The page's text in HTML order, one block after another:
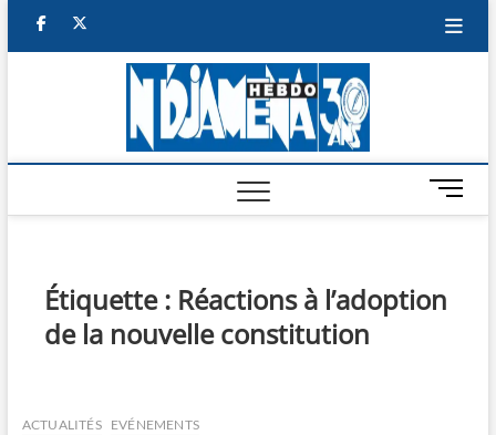
facebook
M
e
u
Étiquette : Réactions à l’adoption
de la nouvelle constitution
ACTUALITÉS EVÉNEMENTS